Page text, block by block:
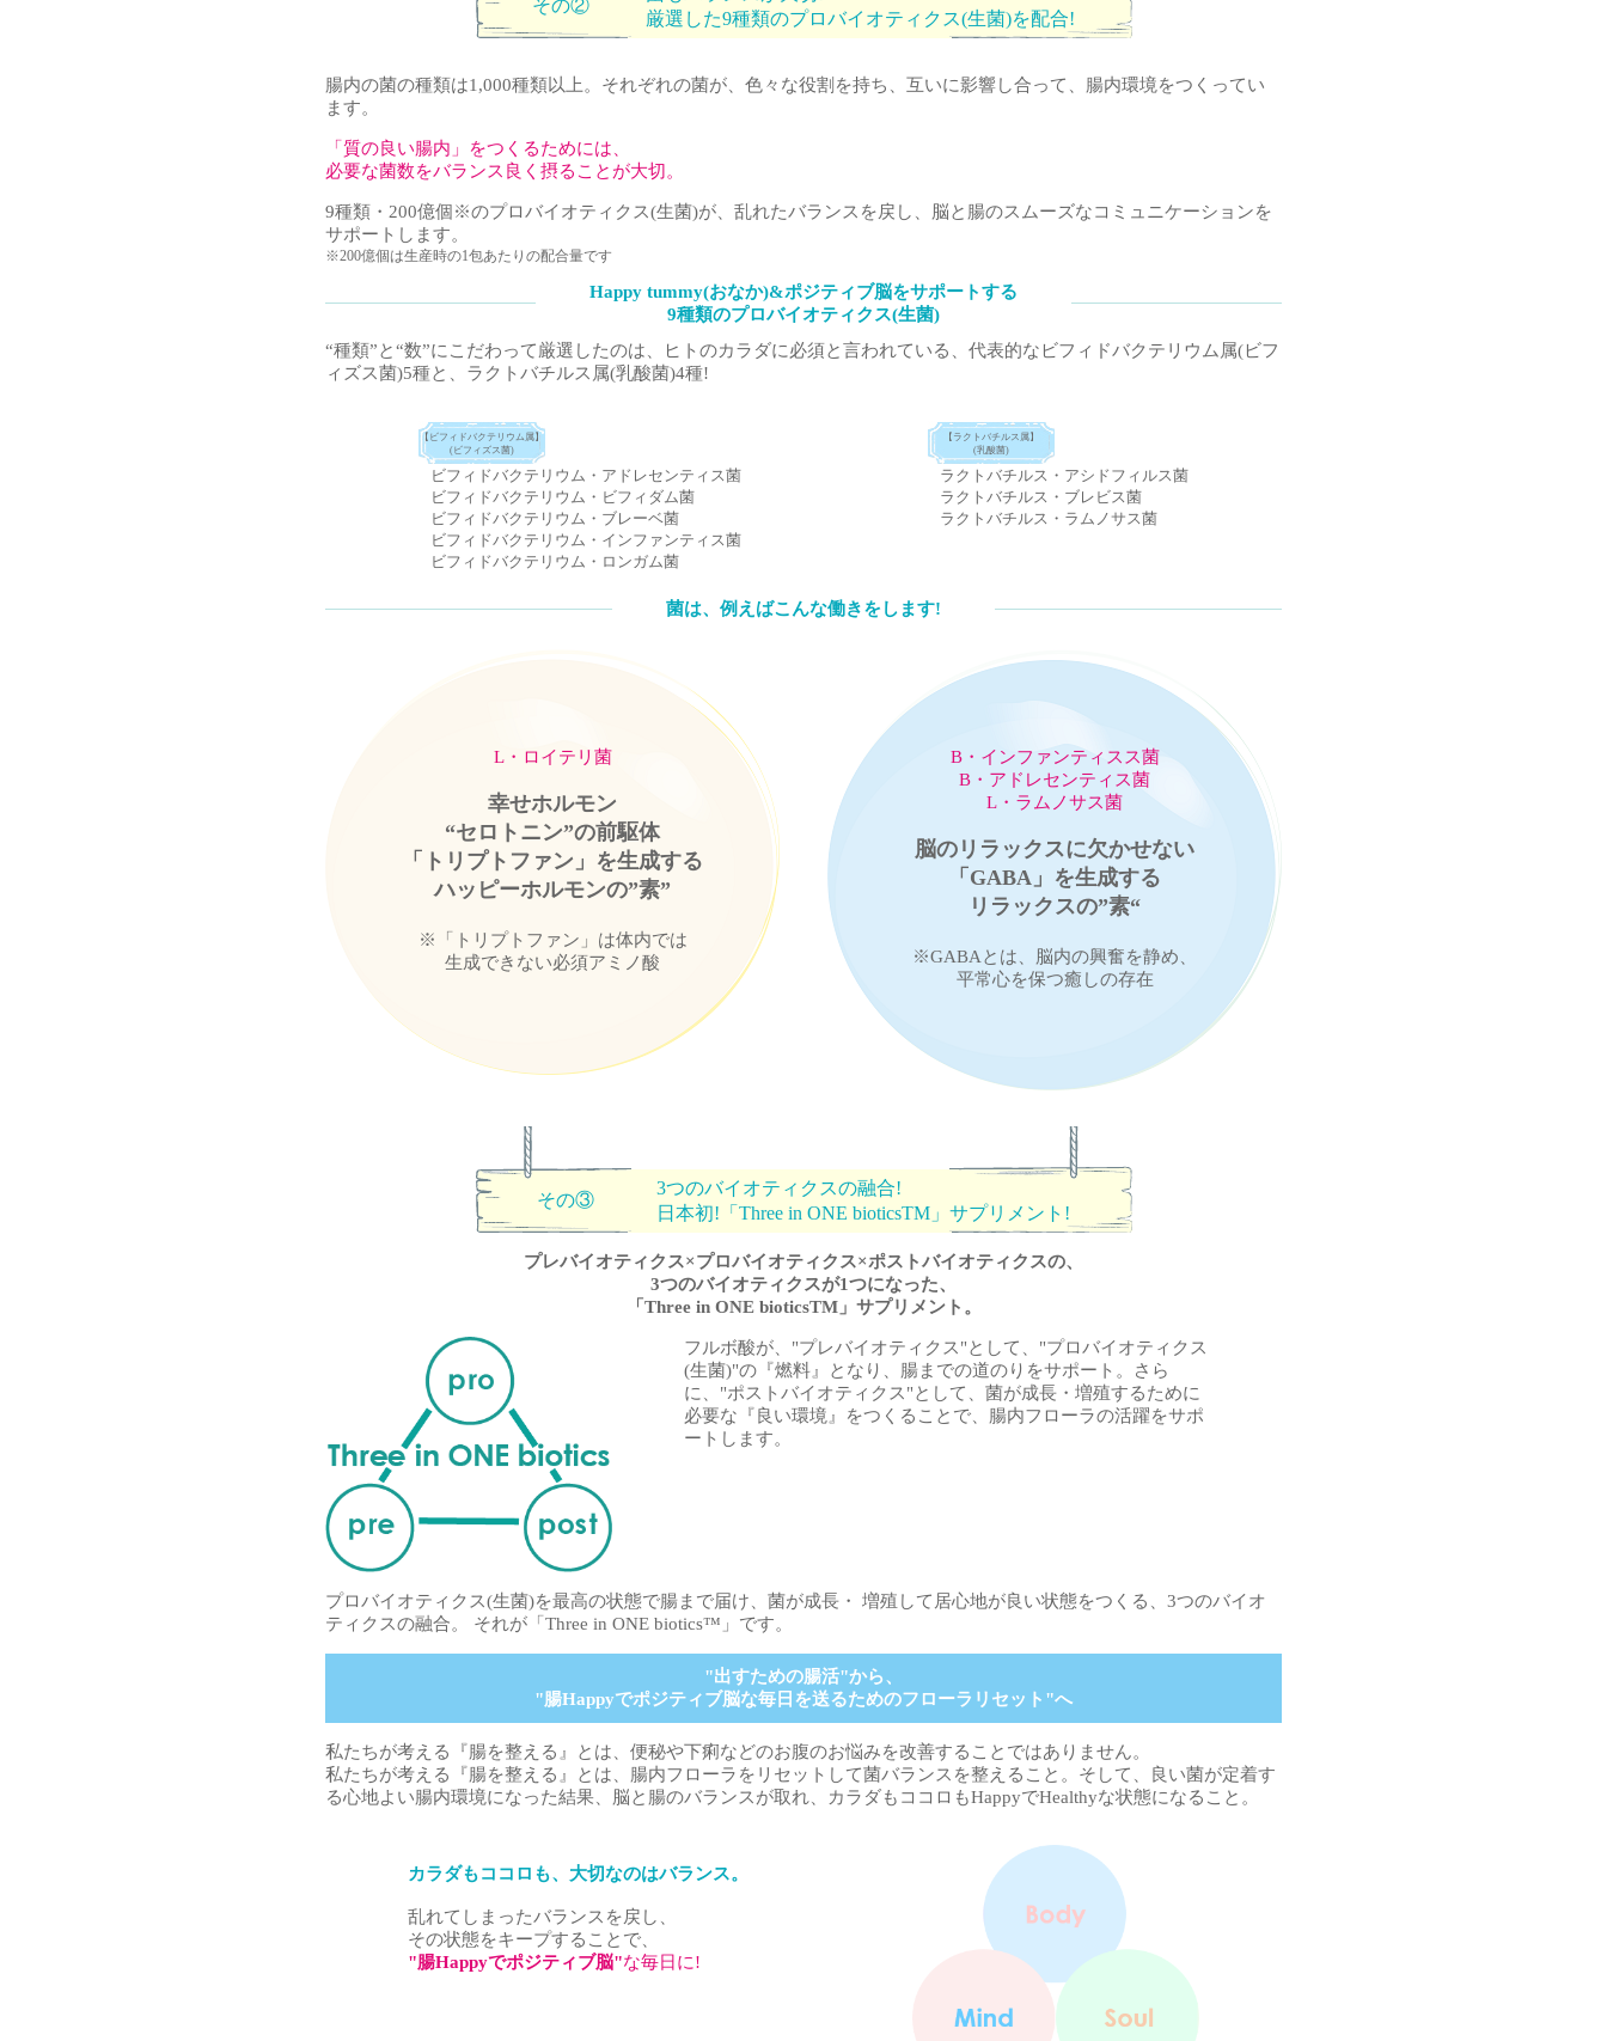
その②
厳選した9種類のプロバイオティクス(生菌)を配合!
腸内の菌の種類は1,000種類以上。それぞれの菌が、色々な役割を持ち、互いに影響し合って、腸内環境をつくってい
ます。
「質の良い腸内」をつくるためには、
必要な菌数をバランス良く摂ることが大切。
9種類・200億個※のプロバイオティクス(生菌)が、乱れたバランスを戻し、脳と腸のスムーズなコミュニケーションを
サポートします。
※200億個は生産時の1包あたりの配合量です
Happy tummy(おなか)&ポジティブ脳をサポートする
9種類のプロバイオティクス(生菌)
“種類”と“数”にこだわって厳選したのは、ヒトのカラダに必須と言われている、代表的なビフィドバクテリウム属(ビフ
ィズス菌)5種と、ラクトバチルス属(乳酸菌)4種!
【ビフィドバクテリウム属】
(ビフィズス菌)
ビフィドバクテリウム・アドレセンティス菌
ビフィドバクテリウム・ビフィダム菌
ビフィドバクテリウム・ブレーベ菌
ビフィドバクテリウム・インファンティス菌
ビフィドバクテリウム・ロンガム菌
【ラクトバチルス属】
(乳酸菌)
ラクトバチルス・アシドフィルス菌
ラクトバチルス・ブレビス菌
ラクトバチルス・ラムノサス菌
菌は、例えばこんな働きをします!
L・ロイテリ菌
幸せホルモン
“セロトニン”の前駆体
「トリプトファン」を生成する
ハッピーホルモンの”素”
※「トリプトファン」は体内では
生成できない必須アミノ酸
B・インファンティスス菌
B・アドレセンティス菌
L・ラムノサス菌
脳のリラックスに欠かせない
「GABA」を生成する
リラックスの”素“
※GABAとは、脳内の興奮を静め、
平常心を保つ癒しの存在
その③
3つのバイオティクスの融合!
日本初!「Three in ONE bioticsTM」サプリメント!
プレバイオティクス×プロバイオティクス×ポストバイオティクスの、
3つのバイオティクスが1つになった、
「Three in ONE bioticsTM」サプリメント。
フルボ酸が、"プレバイオティクス"として、"プロバイオティクス
(生菌)"の『燃料』となり、腸までの道のりをサポート。さら
に、"ポストバイオティクス"として、菌が成長・増殖するために
必要な『良い環境』をつくることで、腸内フローラの活躍をサポ
ートします。
プロバイオティクス(生菌)を最高の状態で腸まで届け、菌が成長・ 増殖して居心地が良い状態をつくる、3つのバイオ
ティクスの融合。 それが「Three in ONE biotics™」です。
"出すための腸活"から、
"腸Happyでポジティブ脳な毎日を送るためのフローラリセット"へ
私たちが考える『腸を整える』とは、便秘や下痢などのお腹のお悩みを改善することではありません。
私たちが考える『腸を整える』とは、腸内フローラをリセットして菌バランスを整えること。そして、良い菌が定着す
る心地よい腸内環境になった結果、脳と腸のバランスが取れ、カラダもココロもHappyでHealthyな状態になること。
カラダもココロも、大切なのはバランス。
乱れてしまったバランスを戻し、
その状態をキープすることで、
"腸Happyでポジティブ脳"な毎日に!